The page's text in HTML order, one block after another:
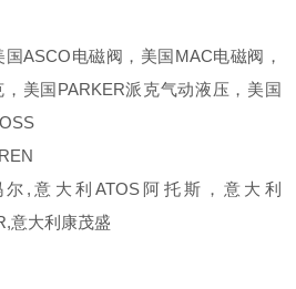
电磁阀，美国MAC电磁阀，
美国PARKER派克气动液压，美国
意大利ATOS阿托斯，意大利
意大利康茂盛